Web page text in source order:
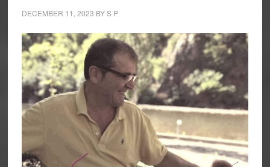
DECEMBER 11, 2023 BYS P